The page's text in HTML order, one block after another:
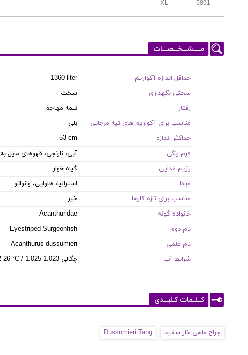
5891
XL
-
-
مـــــشـــخـــصـــات
حداقل اندازه آکواریم
1360 liter
سختی نگهداری
سخت
رفتار
نیمه مهاجم
مناسب برای آکواریم های تپه مرجانی
بلی
حداکثر اندازه
53 cm
فرم رنگی
آبی، نارنجی، قهوهای مایل
رژیم غذایی
گیاه خوار
مبدا
استرالیا، هاوایی، وانواتو
مناسب برای تازه کارها
خیر
خانواده گونه
Acanthuridae
نام دوم
Eyestriped Surgeonfish
نام علمی
Acanthurus dussumieri
شرایط آب
8.1-8.4 PH / 8-12 dKH / 22-26 °C / چگالی 1.023-1.025
کــلــمات کـلیــدی
جراح ماهی خار سفید Dussumieri Tang